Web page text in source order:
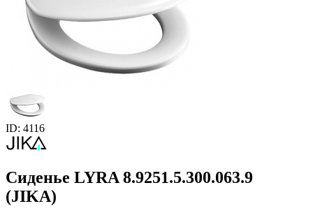
ID: 4116
Сиденье LYRA 8.9251.5.300.063.9
(JIKA)